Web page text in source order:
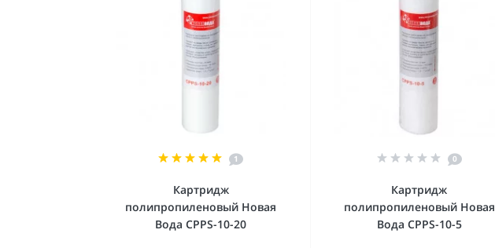
1
Картридж
полипропиленовый Новая
Вода CPPS-10-20
0
Картридж
полипропиленовый Новая
Вода CPPS-10-5